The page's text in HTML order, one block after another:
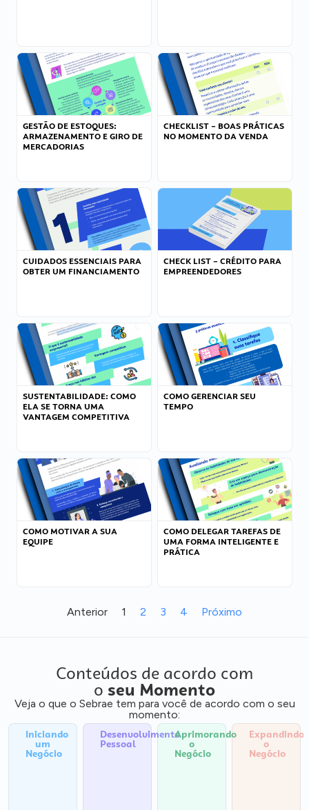
GESTÃO DE ESTOQUES:
ARMAZENAMENTO E GIRO DE
MERCADORIAS
CHECKLIST – BOAS PRÁTICAS
NO MOMENTO DA VENDA
CUIDADOS ESSENCIAIS PARA
OBTER UM FINANCIAMENTO
CHECK LIST – CRÉDITO PARA
EMPREENDEDORES
SUSTENTABILIDADE: COMO
ELA SE TORNA UMA
VANTAGEM COMPETITIVA
COMO GERENCIAR SEU
TEMPO
COMO MOTIVAR A SUA
EQUIPE
COMO DELEGAR TAREFAS DE
UMA FORMA INTELIGENTE E
PRÁTICA
Anterior 1 2 3 4 Próximo
Conteúdos de acordo com
o seu Momento
Veja o que o Sebrae tem para você de acordo com o seu
momento:
Iniciando
um
Negócio
Desenvolvimento
Pessoal
Aprimorando
o
Negócio
Expandindo
o
Negócio